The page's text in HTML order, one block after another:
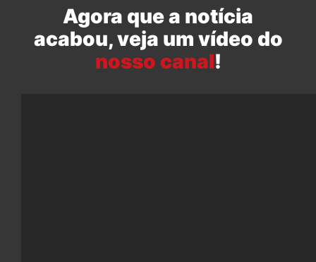
Agora que a notícia
acabou, veja um vídeo do
nosso canal!